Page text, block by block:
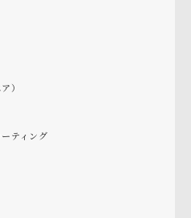
）
ティング